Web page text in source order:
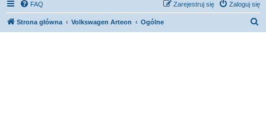
FAQ Zaloguj się
Zarejestruj się
Strona główna Volkswagen Arteon Ogólne